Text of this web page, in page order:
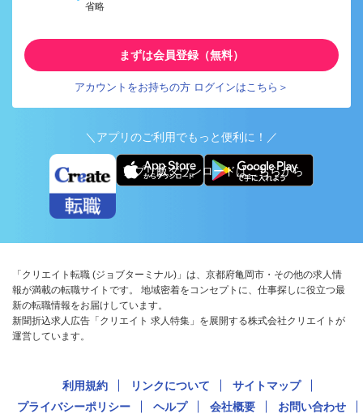
省略
まずは会員登録（無料）
アカウントをお持ちの方 ログインはこちら＞
＼アプリのご利用でもっと便利に！／
アプリ版ダウンロードはこちらから
「クリエイト転職 (ジョブターミナル)」は、京都府亀岡市・その他の求人情
報が満載の転職サイトです。 地域密着をコンセプトに、仕事探しに役立つ最
新の転職情報をお届けしています。
新聞折込求人広告「クリエイト 求人特集」を展開する株式会社クリエイトが
運営しています。
利用規約 リンクについて
サイトマップ
プライバシーポリシー
ヘルプ 会社概要 お問い合わせ